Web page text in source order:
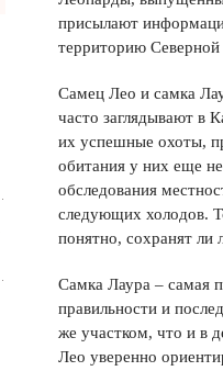
присылают
территорию
Самец Лео и самка
часто заглядывают в
их успешные охоты,
обитания у них еще
обследования
следующих холодов.
понятно, сохранят ли
Самка Лаура – самая
правильности и
же участком, что и в
Лео уверенно